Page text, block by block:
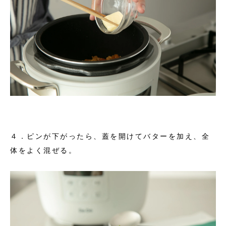
４．ピンが下がったら、蓋を開けてバターを加え、全
体をよく混ぜる。